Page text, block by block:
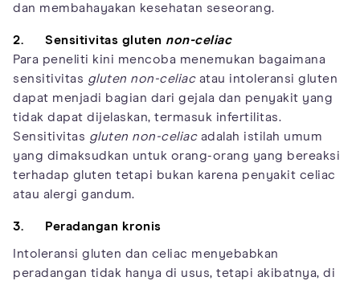
dan membahayakan kesehatan seseorang.
2. Sensitivitas gluten non-celiac
Para peneliti kini mencoba menemukan bagaimana
sensitivitas gluten non-celiacatau intoleransi gluten
dapat menjadi bagian dari gejala dan penyakit yang
tidak dapat dijelaskan, termasuk infertilitas.
Sensitivitas gluten non-celiacadalah istilah umum
yang dimaksudkan untuk orang-orang yang bereaksi
terhadap gluten tetapi bukan karena penyakit celiac
atau alergi gandum.
3. Peradangan kronis
Intoleransi gluten dan celiac menyebabkan
peradangan tidak hanya di usus, tetapi akibatnya, di